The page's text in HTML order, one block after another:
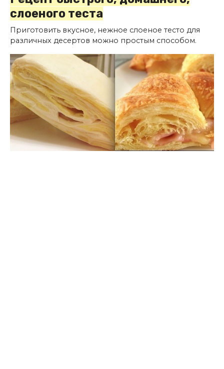
слоеного теста
Приготовить вкусное, нежное слоеное тесто для
различных десертов можно простым способом.